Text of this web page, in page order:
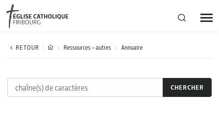
Région diocésaine
Actualités
RETOUR Ressources – autres Annuaire
CHERCHER